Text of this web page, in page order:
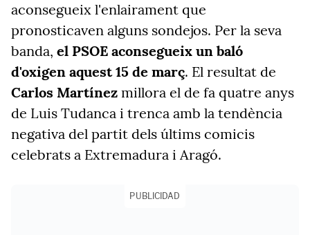
aconsegueix l'enlairament que
pronosticaven alguns sondejos. Per la seva
banda, el PSOE aconsegueix un baló
d'oxigen aquest 15 de març. El resultat de
Carlos Martínez millora el de fa quatre anys
de Luis Tudanca i trenca amb la tendència
negativa del partit dels últims comicis
celebrats a Extremadura i Aragó.
PUBLICIDAD